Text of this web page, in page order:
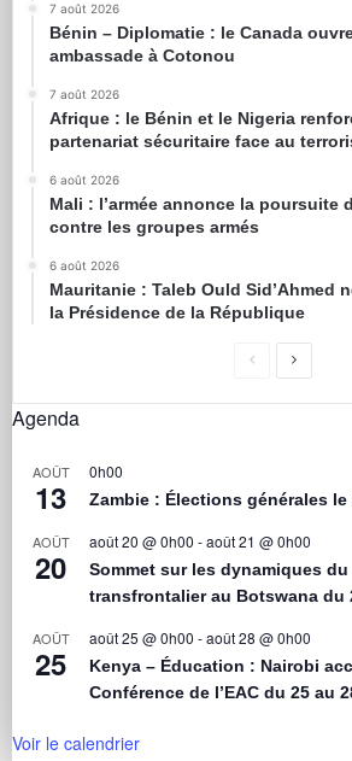
7 août 2026
Bénin – Diplomatie : le Canada
ambassade à Cotonou
7 août 2026
Afrique : le Bénin et le Nigeria
partenariat sécuritaire face au
6 août 2026
Mali : l’armée annonce la poursuite
contre les groupes armés
6 août 2026
Mauritanie : Taleb Ould Sid’Ahmed
la Présidence de la République
Agenda
AOÛT
13
0h00
Zambie : Élections générales le
AOÛT
20
août 20 @ 0h00 -août 21 @ 0h00
Sommet sur les dynamiques du
transfrontalier au Botswana du
AOÛT
25
août 25 @ 0h00 -août 28 @ 0h00
Kenya – Éducation : Nairobi
Conférence de l’EAC du 25 au
Voir le calendrier